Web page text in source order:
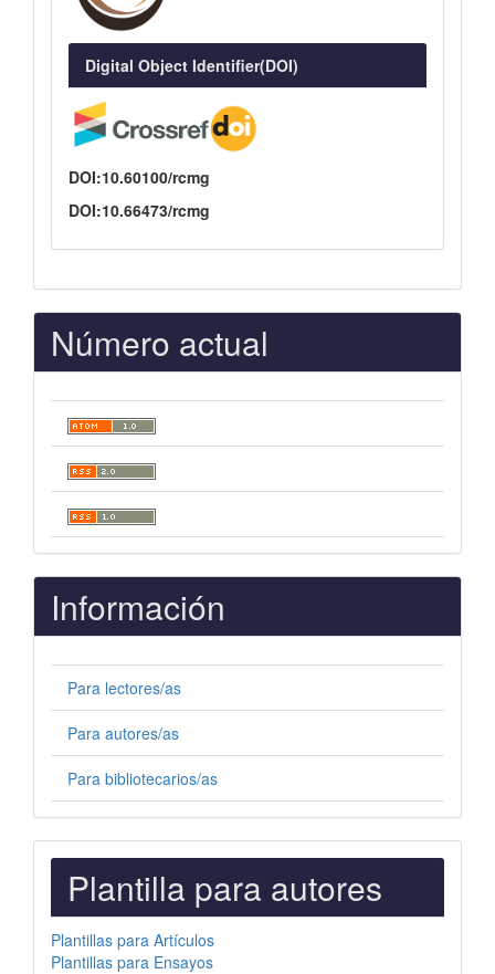
Digital Object Identifier(DOI)
DOI:10.60100/rcmg
DOI:10.66473/rcmg
Número actual
Información
Para lectores/as
Para autores/as
Para bibliotecarios/as
PLANTILLAS
PARA
AUTORES
Plantilla para autores
Plantillas para Artículos
Plantillas para Ensayos